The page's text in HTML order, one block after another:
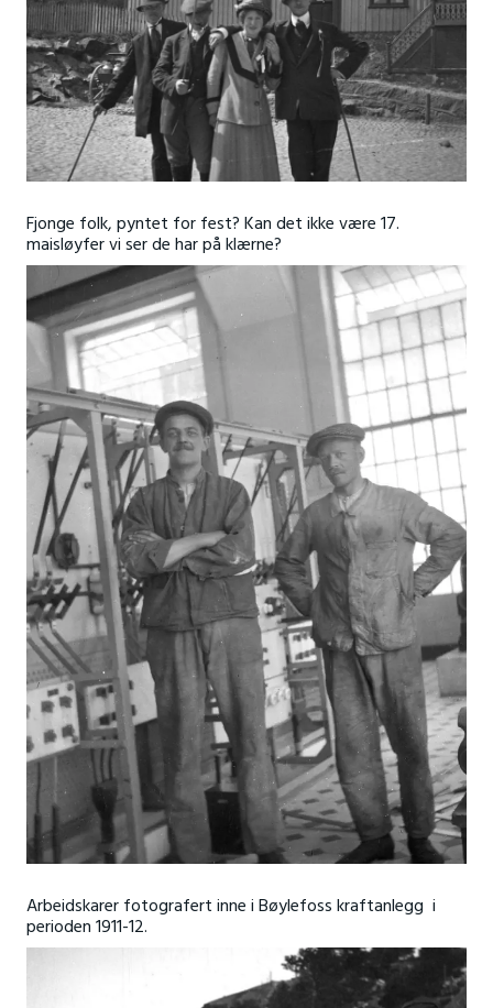
Fjonge folk, pyntet for fest? Kan det ikke være 17.
maisløyfer vi ser de har på klærne?
Arbeidskarer fotografert inne i Bøylefoss kraftanlegg i
perioden 1911-12.